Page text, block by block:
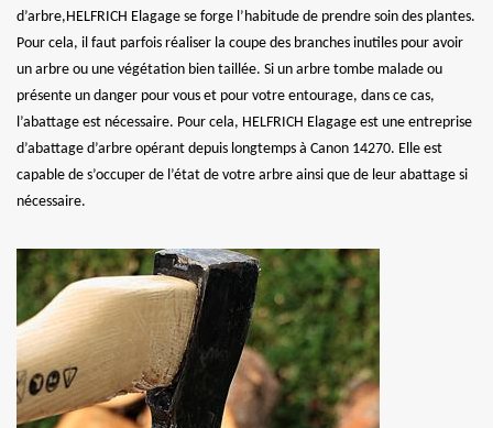
d’arbre,HELFRICH Elagage se forge l’habitude de prendre soin des plantes.
Pour cela, il faut parfois réaliser la coupe des branches inutiles pour avoir
un arbre ou une végétation bien taillée. Si un arbre tombe malade ou
présente un danger pour vous et pour votre entourage, dans ce cas,
l’abattage est nécessaire. Pour cela, HELFRICH Elagage est une entreprise
d’abattage d’arbre opérant depuis longtemps à Canon 14270. Elle est
capable de s’occuper de l’état de votre arbre ainsi que de leur abattage si
nécessaire.